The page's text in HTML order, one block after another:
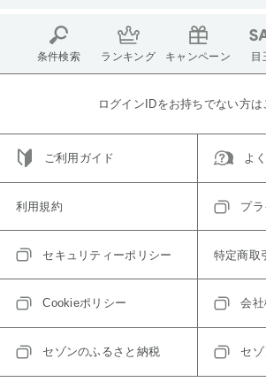
条件検索 ランキング キャンペーン 目
ログインIDをお持ちでない方は
ご利用ガイド よ
利用規約 プ
セキュリティーポリシー 特定商取
Cookieポリシー 会
セゾンのふるさと納税 セ